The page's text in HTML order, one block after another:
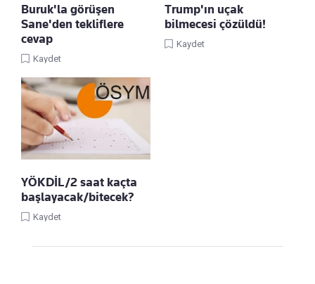
Buruk'la görüşen
Sane'den tekliflere
cevap
Kaydet
Trump'ın uçak
bilmecesi çözüldü!
Kaydet
YÖKDİL/2 saat kaçta
başlayacak/bitecek?
Kaydet